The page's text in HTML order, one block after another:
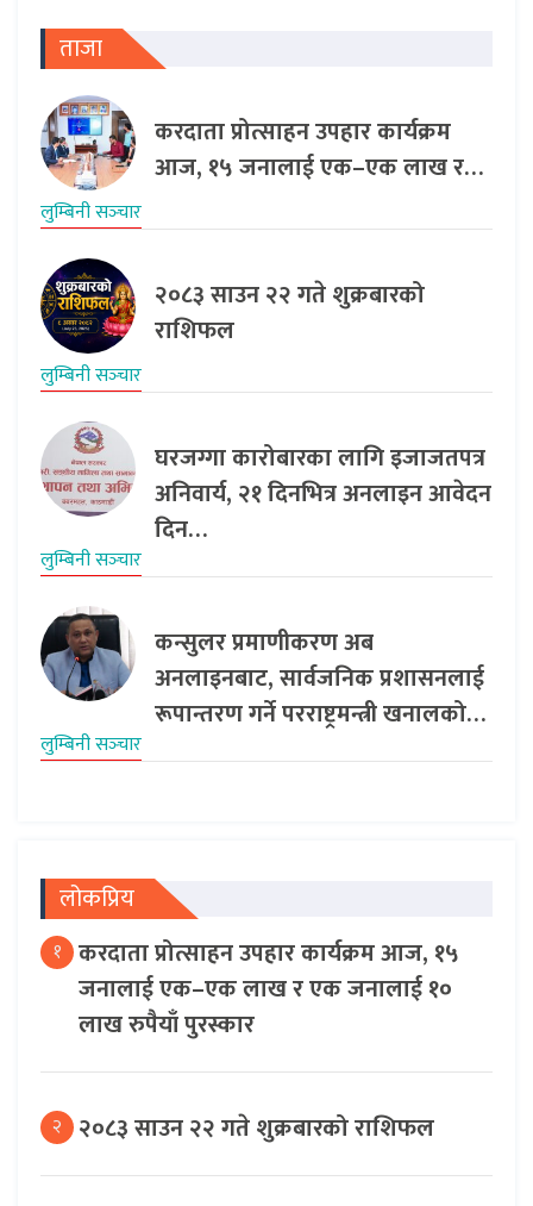
ताजा
करदाता प्रोत्साहन उपहार कार्यक्रम
आज, १५ जनालाई एक–एक लाख र…
लुम्बिनी सञ्‍चार
२०८३ साउन २२ गते शुक्रबारको
राशिफल
लुम्बिनी सञ्‍चार
घरजग्गा कारोबारका लागि इजाजतपत्र
अनिवार्य, २१ दिनभित्र अनलाइन आवेदन
दिन…
लुम्बिनी सञ्‍चार
कन्सुलर प्रमाणीकरण अब
अनलाइनबाट, सार्वजनिक प्रशासनलाई
रूपान्तरण गर्ने परराष्ट्रमन्त्री खनालको…
लुम्बिनी सञ्‍चार
लोकप्रिय
१ करदाता प्रोत्साहन उपहार कार्यक्रम आज, १५
जनालाई एक–एक लाख र एक जनालाई १०
लाख रुपैयाँ पुरस्कार
२ २०८३ साउन २२ गते शुक्रबारको राशिफल